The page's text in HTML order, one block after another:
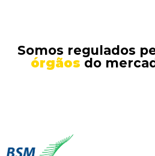
Somos regulados
órgãos do